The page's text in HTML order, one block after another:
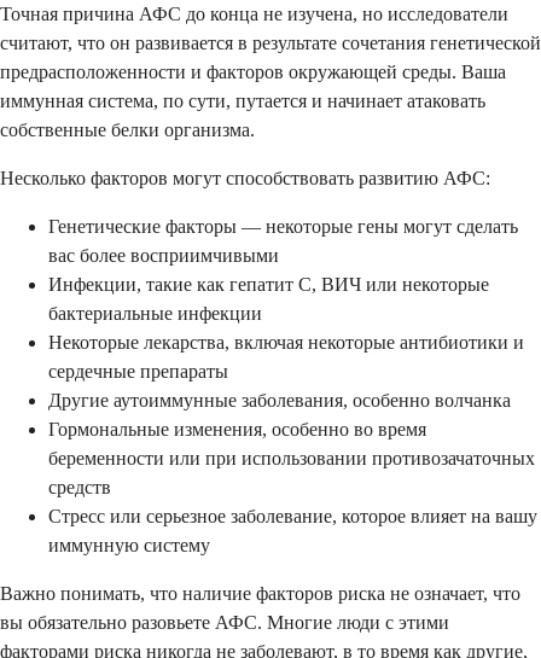
Точная причина АФС до конца не изучена, но исследователи
считают, что он развивается в результате сочетания генетической
предрасположенности и факторов окружающей среды. Ваша
иммунная система, по сути, путается и начинает атаковать
собственные белки организма.
Несколько факторов могут способствовать развитию АФС:
Генетические факторы — некоторые гены могут сделать
вас более восприимчивыми
Инфекции, такие как гепатит С, ВИЧ или некоторые
бактериальные инфекции
Некоторые лекарства, включая некоторые антибиотики и
сердечные препараты
Другие аутоиммунные заболевания, особенно волчанка
Гормональные изменения, особенно во время
беременности или при использовании противозачаточных
средств
Стресс или серьезное заболевание, которое влияет на вашу
иммунную систему
Важно понимать, что наличие факторов риска не означает, что
вы обязательно разовьете АФС. Многие люди с этими
факторами риска никогда не заболевают, в то время как другие,